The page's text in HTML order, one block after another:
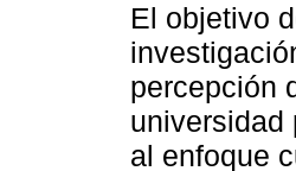
El objetivo
percepción
universidad
al enfoque